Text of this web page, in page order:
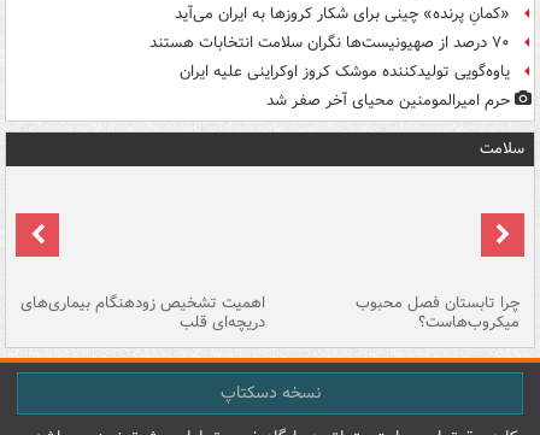
«کمانِ پرنده» چینی برای شکار کروزها به ایران می‌آید
۷۰ درصد از صهیونیست‌ها نگران سلامت انتخابات هستند
یاوه‌گویی تولیدکننده موشک کروز اوکراینی علیه ایران
حرم امیرالمومنین محیای آخر صفر شد
سلامت
چرا تابستان فصل محبوب
میکروب‌هاست؟
اهمیت تشخیص زودهنگام بیماری‌های
دریچه‌ای قلب
نسخه دسکتاپ